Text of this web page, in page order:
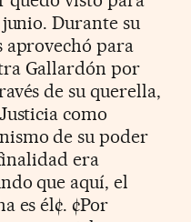
Durante su
para
Gallardón por
de su querella,
como
de su poder
era
que aquí, el
es él¢. ¢Por